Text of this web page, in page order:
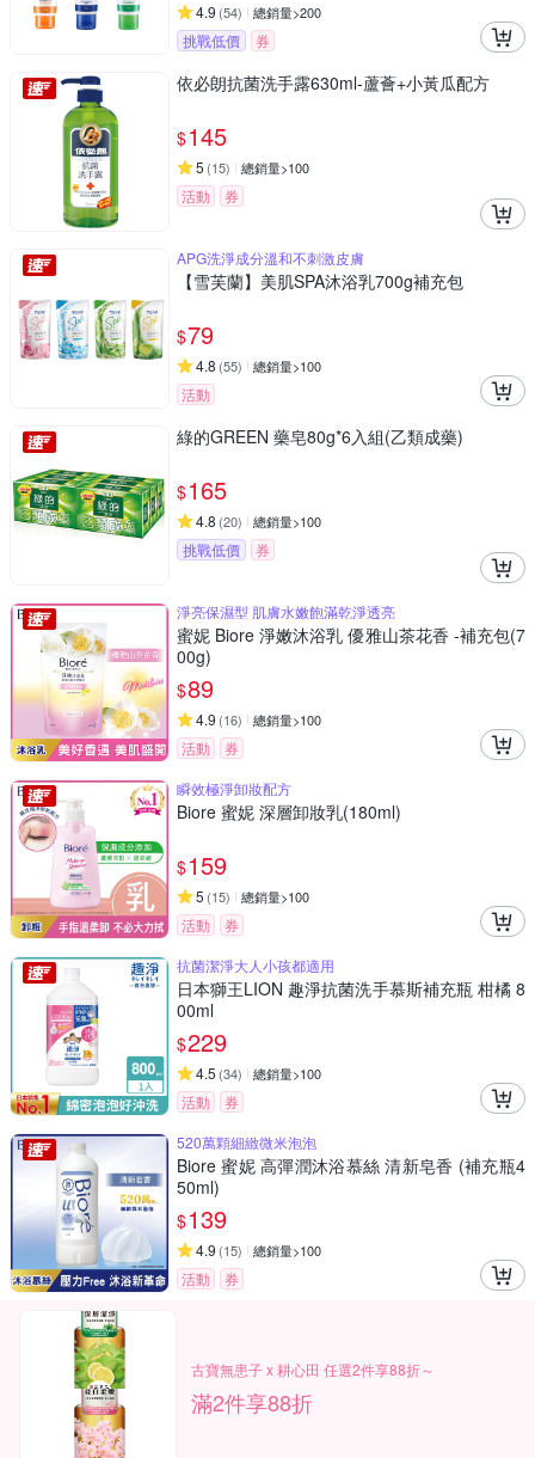
4.9 (54) 總銷量>200
挑戰低價 券
依必朗抗菌洗手露630ml-蘆薈+小黃瓜配方
$145
5 (15) 總銷量>100
活動 券
APG洗淨成分溫和不刺激皮膚
【雪芙蘭】美肌SPA沐浴乳700g補充包
$79
4.8 (55) 總銷量>100
活動
綠的GREEN 藥皂80g*6入組(乙類成藥)
$165
4.8 (20) 總銷量>100
挑戰低價 券
淨亮保濕型 肌膚水嫩飽滿乾淨透亮
蜜妮 Biore 淨嫩沐浴乳 優雅山茶花香 -補充包(7
00g)
$89
4.9 (16) 總銷量>100
活動
券
瞬效極淨卸妝配方
Biore 蜜妮 深層卸妝乳(180ml)
$159
5 (15) 總銷量>100
活動
券
抗菌潔淨大人小孩都適用
日本獅王LION 趣淨抗菌洗手慕斯補充瓶 柑橘 8
00ml
$229
4.5 (34) 總銷量>100
活動
券
520萬顆細緻微米泡泡
Biore 蜜妮 高彈潤沐浴慕絲 清新皂香 (補充瓶4
50ml)
$139
4.9 (15) 總銷量>100
活動 券
古寶無患子 x 耕心田 任選2件享88折～
滿2件享88折